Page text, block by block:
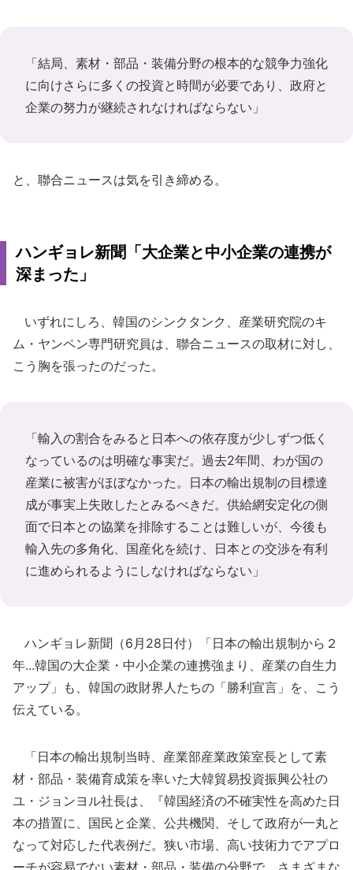
「結局、素材・部品・装備分野の根本的な競争力強化
に向けさらに多くの投資と時間が必要であり、政府と
企業の努力が継続されなければならない」
と、聯合ニュースは気を引き締める。
ハンギョレ新聞「大企業と中小企業の連携が
深まった」
いずれにしろ、韓国のシンクタンク、産業研究院のキ
ム・ヤンペン専門研究員は、聯合ニュースの取材に対し、
こう胸を張ったのだった。
「輸入の割合をみると日本への依存度が少しずつ低く
なっているのは明確な事実だ。過去2年間、わが国の
産業に被害がほぼなかった。日本の輸出規制の目標達
成が事実上失敗したとみるべきだ。供給網安定化の側
面で日本との協業を排除することは難しいが、今後も
輸入先の多角化、国産化を続け、日本との交渉を有利
に進められるようにしなければならない」
ハンギョレ新聞（6月28日付）「日本の輸出規制から２
年...韓国の大企業・中小企業の連携強まり、産業の自生力
アップ」も、韓国の政財界人たちの「勝利宣言」を、こう
伝えている。
「日本の輸出規制当時、産業部産業政策室長として素
材・部品・装備育成策を率いた大韓貿易投資振興公社の
ユ・ジョンヨル社長は、『韓国経済の不確実性を高めた日
本の措置に、国民と企業、公共機関、そして政府が一丸と
なって対応した代表例だ。狭い市場、高い技術力でアプロ